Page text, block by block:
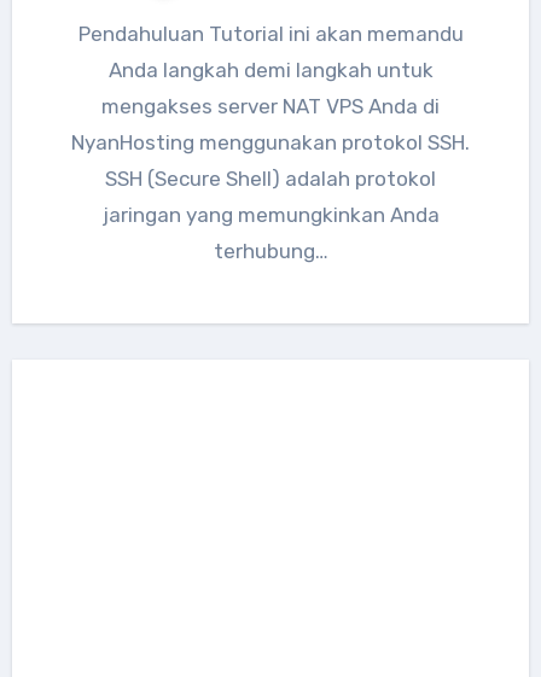
Pendahuluan Tutorial ini akan memandu
Anda langkah demi langkah untuk
mengakses server NAT VPS Anda di
NyanHosting menggunakan protokol SSH.
SSH (Secure Shell) adalah protokol
jaringan yang memungkinkan Anda
terhubung…